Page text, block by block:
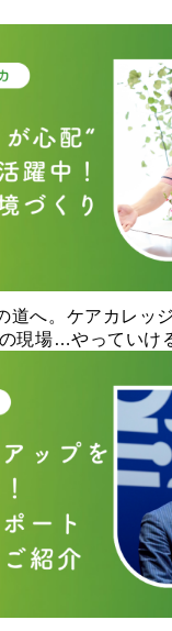
道へ。ケアカレッ
現場…やっていけ